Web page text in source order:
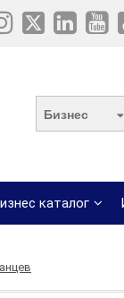
Бизнес
каталог